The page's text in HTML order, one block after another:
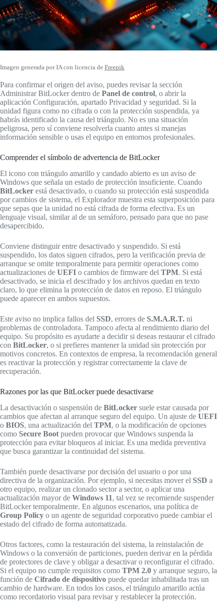
Imagen generada por IA con licencia de Freepik
Para confirmar el origen del aviso, puedes revisar la sección
Administrar BitLocker dentro de Panel de control, o abrir la
aplicación Configuración, apartado Privacidad y seguridad. Si la
unidad figura como no cifrada o con la protección suspendida, ya
habrás identificado la causa del triángulo. No es una situación
peligrosa, pero sí conviene resolverla cuanto antes si manejas
información sensible o usas el equipo en entornos profesionales.
Comprender el símbolo de advertencia de BitLocker
El icono con triángulo amarillo y candado abierto es un aviso de
Windows que señala un estado de protección insuficiente. Cuando
BitLocker está desactivado, o cuando su protección está suspendida
por cambios de sistema, el Explorador muestra esta superposición para
que sepas que la unidad no está cifrada de forma efectiva. Es un
lenguaje visual, similar al de un semáforo, pensado para que no pase
desapercibido.
Conviene distinguir entre desactivado y suspendido. Si está
suspendido, los datos siguen cifrados, pero la verificación previa de
arranque se omite temporalmente para permitir operaciones como
actualizaciones de UEFI o cambios de firmware del TPM. Si está
desactivado, se inicia el descifrado y los archivos quedan en texto
claro, lo que elimina la protección de datos en reposo. El triángulo
puede aparecer en ambos supuestos.
Este aviso no implica fallos del SSD, errores de S.M.A.R.T. ni
problemas de controladora. Tampoco afecta al rendimiento diario del
equipo. Su propósito es ayudarte a decidir si deseas restaurar el cifrado
con BitLocker, o si prefieres mantener la unidad sin protección por
motivos concretos. En contextos de empresa, la recomendación general
es reactivar la protección y registrar correctamente la clave de
recuperación.
Razones por las que BitLocker puede desactivarse
La desactivación o suspensión de BitLocker suele estar causada por
cambios que afectan al arranque seguro del equipo. Un ajuste de UEFI
o BIOS, una actualización del TPM, o la modificación de opciones
como Secure Boot pueden provocar que Windows suspenda la
protección para evitar bloqueos al iniciar. Es una medida preventiva
que busca garantizar la continuidad del sistema.
También puede desactivarse por decisión del usuario o por una
directiva de la organización. Por ejemplo, si necesitas mover el SSD a
otro equipo, realizar un clonado sector a sector, o aplicar una
actualización mayor de Windows 11, tal vez se recomiende suspender
BitLocker temporalmente. En algunos escenarios, una política de
Group Policy o un agente de seguridad corporativo puede cambiar el
estado del cifrado de forma automatizada.
Otros factores, como la restauración del sistema, la reinstalación de
Windows o la conversión de particiones, pueden derivar en la pérdida
de protectores de clave y obligar a desactivar o reconfigurar el cifrado.
Si el equipo no cumple requisitos como TPM 2.0 y arranque seguro, la
función de Cifrado de dispositivo puede quedar inhabilitada tras un
cambio de hardware. En todos los casos, el triángulo amarillo actúa
como recordatorio visual para revisar y restablecer la protección.